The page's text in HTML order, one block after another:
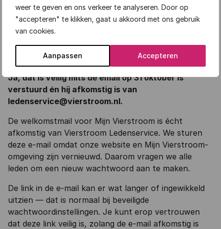
weer te geven en ons verkeer te analyseren. Door op
"accepteren" te klikken, gaat u akkoord met ons gebruik
van cookies.
Aanpassen Accepteren
Ja, dat is veilig mits de email op 31 oktober is
verstuurd én hij afkomstig is van
ledenservice@vierstroom.nl.
De welkomstmail voor Mijn Vierstroom is écht
afkomstig van Vierstroom Ledenservice. We sturen
deze e-mail omdat onze website en Mijn Vierstroom-
omgeving zijn vernieuwd. Daarom vragen we alle
leden om een nieuw wachtwoord aan te maken.
De link in de e-mail kan er wat langer of ingewikkeld
uitzien — dat is normaal bij beveiligde
wachtwoordinstellingen. Je kunt erop vertrouwen
dat deze link veilig is, zolang de e-mail afkomstig is